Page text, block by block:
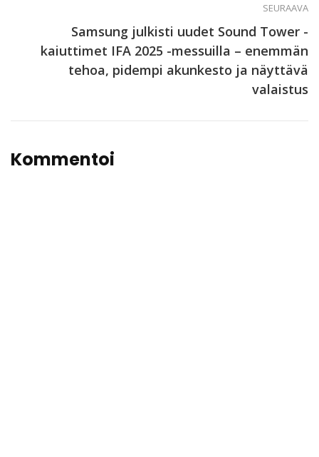
SEURAAVA
Samsung julkisti uudet Sound Tower -
kaiuttimet IFA 2025 -messuilla – enemmän
tehoa, pidempi akunkesto ja näyttävä
valaistus
Kommentoi